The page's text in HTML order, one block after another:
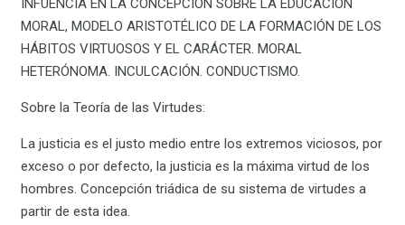
INFUENCIA EN LA CONCEPCIÓN SOBRE LA EDUCACIÓN
MORAL, MODELO ARISTOTÉLICO DE LA FORMACIÓN DE LOS
HÁBITOS VIRTUOSOS Y EL CARÁCTER. MORAL
HETERÓNOMA. INCULCACIÓN. CONDUCTISMO.
Sobre la Teoría de las Virtudes:
La justicia es el justo medio entre los extremos viciosos, por
exceso o por defecto, la justicia es la máxima virtud de los
hombres. Concepción triádica de su sistema de virtudes a
partir de esta idea.